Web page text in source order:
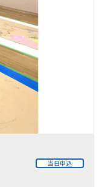
当日申込